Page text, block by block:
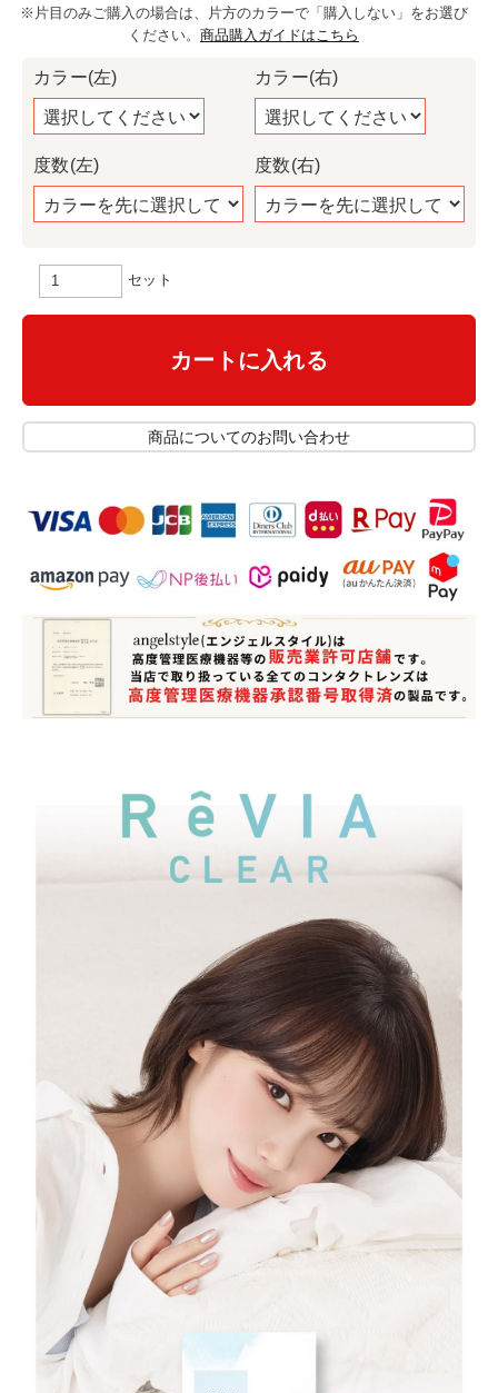
※片目のみご購入の場合は、片方のカラーで「購入しない」をお選び
ください。 商品購入ガイドはこちら
カラー(左)
度数(左)
カラー(右)
度数(右)
セット
カートに入れる
商品についてのお問い合わせ